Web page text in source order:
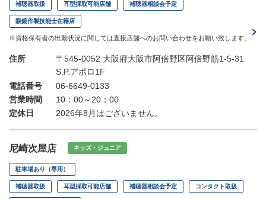
補聴器取扱 耳型採取可能店舗 補聴器相談会予定
眼鏡作製技能士在籍店
※資格保有者の出勤状況に関しては直接店舗へのお問い合わせをお願い致します。
住所
〒545-0052 大阪府大阪市阿倍野区阿倍野筋1-5-31
S.P.アポロ1F
電話番号
06-6649-0133
営業時間
10：00～20：00
定休日
2026年8月はございません。
尼崎次屋店 キッズ・ジュニア
駐車場あり（専用）
補聴器取扱 耳型採取可能店舗 補聴器相談会予定 コンタクト取扱